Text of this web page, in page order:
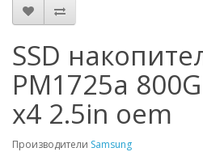
SSD
PM1725a
x4 2.5in oem
Производители Samsung